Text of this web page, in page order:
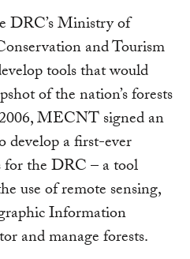
DRC’s Ministry of
and Tourism
tools that would
of the nation’s forests
MECNT signed an
a first-ever
the DRC – a tool
use of remote sensing,
Information
and manage forests.